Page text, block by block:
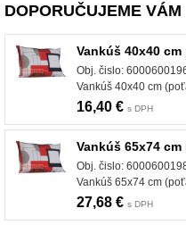
DOPORUČUJEME VÁM
Vankúš 40x40
Obj. čislo:
Vankúš 40x40 cm
16,40 € s DPH
Vankúš 65x74
Obj. čislo:
Vankúš 65x74 cm
27,68 € s DPH